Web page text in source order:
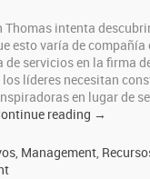
Thomas intenta
esto varía de compañía
de servicios en la firma
los líderes necesitan
en lugar de
reading “3
que
→
Management